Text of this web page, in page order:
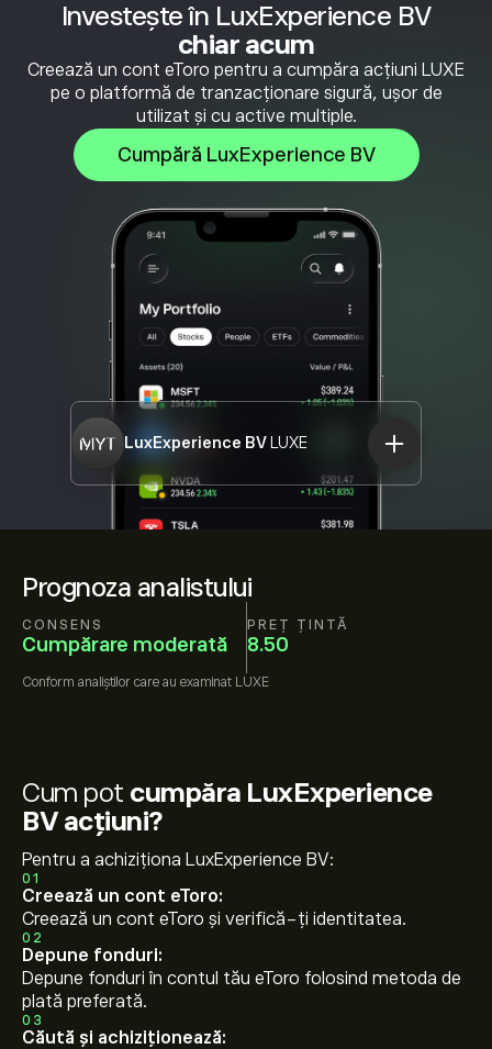
Prognoza analistului
CONSENS
Cumpărare moderată
PREȚ ȚINTĂ
8.50
Conform analiștilor care au examinat LUXE
Investește în LuxExperience BV
chiar acum
Creează un cont eToro pentru a cumpăra acțiuni LUXE
pe o platformă de tranzacționare sigură, ușor de
utilizat și cu active multiple.
Cumpără LuxExperience BV
LuxExperience BV LUXE
Cum pot cumpăra LuxExperience
BV acțiuni?
Pentru a achiziționa LuxExperience BV:
01
Creează un cont eToro:
Creează un cont eToro și verifică-ți identitatea.
02
Depune fonduri:
Depune fonduri în contul tău eToro folosind metoda de
plată preferată.
03
Căută și achiziționează: